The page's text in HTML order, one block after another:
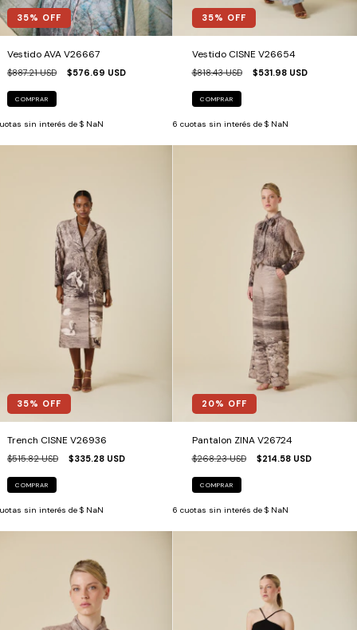
35% OFF
Vestido AVA V26667
$887.21 USD $576.69 USD
COMPRAR
sin interés de $ NaN
35% OFF
Vestido CISNE V26654
$818.43 USD $531.98 USD
COMPRAR
6 cuotas sin interés de $ NaN
35% OFF
Trench CISNE V26936
$515.82 USD $335.28 USD
COMPRAR
sin interés de $ NaN
20% OFF
Pantalon ZINA V26724
$268.23 USD $214.58 USD
COMPRAR
6 cuotas sin interés de $ NaN